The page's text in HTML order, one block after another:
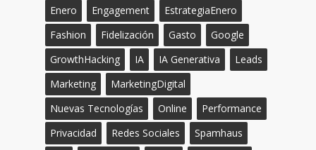
Enero
Engagement
EstrategiaEnero
Fashion
Fidelización Gasto
Google
GrowthHacking
IA IA Generativa
Leads
Marketing
MarketingDigital
Nuevas Tecnologías
Online
Performance
Privacidad
Redes Sociales
Spamhaus